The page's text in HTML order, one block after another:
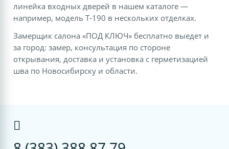
линейка входных дверей в нашем каталоге —
например, модель T-190 в нескольких отделках.
Замерщик салона «ПОД КЛЮЧ» бесплатно выедет и
за город: замер, консультация по стороне
открывания, доставка и установка с герметизацией
шва по Новосибирску и области.